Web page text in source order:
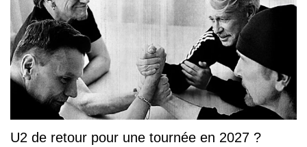
U2 de retour pour une tournée en 2027 ?